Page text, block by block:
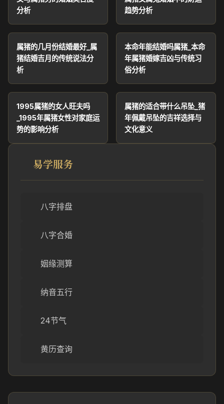
分析
趋势分析
属猪的几月份结婚最好_属
猪结婚吉月的传统说法分
析
本命年能结婚吗属猪_本命
年属猪婚嫁吉凶与传统习
俗分析
1995属猪的女人旺夫吗
_1995年属猪女性对家庭运
势的影响分析
属猪的适合带什么吊坠_猪
年佩戴吊坠的吉祥选择与
文化意义
易学服务
八字排盘
八字合婚
姻缘测算
纳音五行
24节气
黄历查询